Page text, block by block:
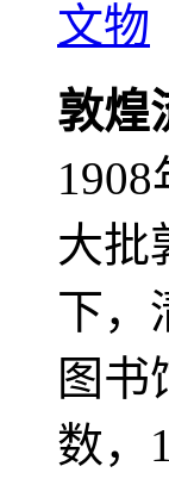
敦煌
大批
下，
图书
数，